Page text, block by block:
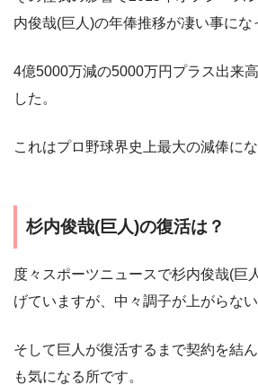
内俊哉(巨人)の年俸推移が凄い事にな
4億5000万減の5000万円プラス出来
した。
これはプロ野球界史上最大の減俸にな
杉内俊哉(巨人)の復活は？
度々スポーツニュースで杉内俊哉(巨
げていますが、中々調子が上がらない
そして巨人が復活するまで契約を結
も気になる所です。